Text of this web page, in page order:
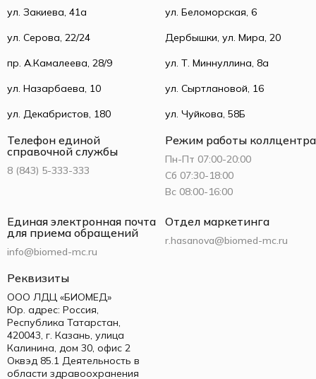
ул. Закиева, 41а
ул. Беломорская, 6
ул. Серова, 22/24
Дербышки, ул. Мира, 20
пр. А.Камалеева, 28/9
ул. Т. Миннуллина, 8а
ул. Назарбаева, 10
ул. Сыртлановой, 16
ул. Декабристов, 180
ул. Чуйкова, 58Б
Телефон единой
справочной службы
8 (843) 5-333-333
Режим работы коллцентра
Пн-Пт 07:00-20:00
Сб 07:30-18:00
Вс 08:00-16:00
Единая электронная почта
для приема обращений
info@biomed-mc.ru
Отдел маркетинга
r.hasanova@biomed-mc.ru
Реквизиты
ООО ЛДЦ «БИОМЕД»
Юр. адрес: Россия,
Республика Татарстан,
420043, г. Казань, улица
Калинина, дом 30, офис 2
Оквэд 85.1 Деятельность в
области здравоохранения